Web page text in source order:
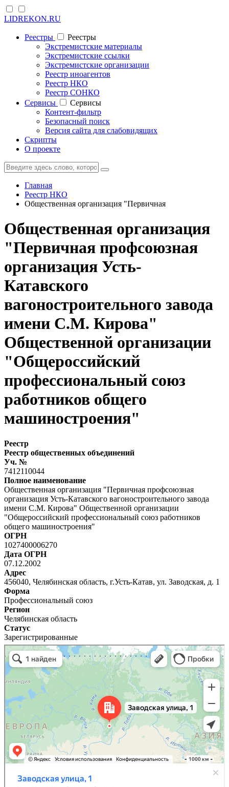
LIDREKON.RU
Реестры
Реестры
Экстремистские материалы
Экстремистские ссылки
Экстремистские организации
Реестр иноагентов
Реестр НКО
Реестр СОНКО
Cервисы
Cервисы
Контент-фильтр
Безопасный поиск
Версия сайта для слабовидящих
Скрипты
О проекте
Главная
Реестр НКО
Общественная организация "Первичная
Общественная организация
"Первичная профсоюзная
организация Усть-
Катавского
вагоностроительного завода
имени С.М. Кирова"
Общественной организации
"Общероссийский
профессиональный союз
работников общего
машиностроения"
Реестр
Реестр общественных объединений
Уч. №
7412110044
Полное наименование
Общественная организация "Первичная профсоюзная
организация Усть-Катавского вагоностроительного завода
имени С.М. Кирова" Общественной организации
"Общероссийский профессиональный союз работников
общего машиностроения"
ОГРН
1027400006270
Дата ОГРН
07.12.2002
Адрес
456040, Челябинская область, г.Усть-Катав, ул. Заводская, д. 1
Форма
Профессиональный союз
Регион
Челябинская область
Статус
Зарегистрированные